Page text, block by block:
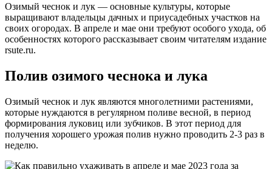
Озимый чеснок и лук — основные культуры, которые
выращивают владельцы дачных и приусадебных участков на
своих огородах. В апреле и мае они требуют особого ухода, об
особенностях которого рассказывает своим читателям издание
rsute.ru.
Полив озимого чеснока и лука
Озимый чеснок и лук являются многолетними растениями,
которые нуждаются в регулярном поливе весной, в период
формирования луковиц или зубчиков. В этот период для
получения хорошего урожая полив нужно проводить 2-3 раз в
неделю.